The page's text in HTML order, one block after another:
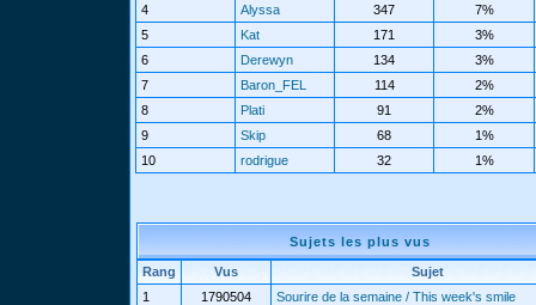
4
Alyssa 347
7%
5
Kat 171
3%
6
Derewyn 134
3%
7
Baron_FEL 114
2%
8
Plati 91
2%
9
Skip 68
1%
10
rodrigue 32 1%
Sujets les plus vus
Rang Vus
Sujet
1
1790504
Sourire de la semaine / This week's smile